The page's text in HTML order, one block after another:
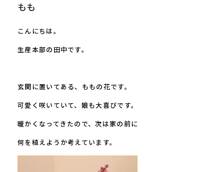
もも
こんにちは。
生産本部の田中です。
玄関に置いてある、ももの花です。
可愛く咲いていて、娘も大喜びです。
暖かくなってきたので、次は家の前に
何を植えようか考えています。